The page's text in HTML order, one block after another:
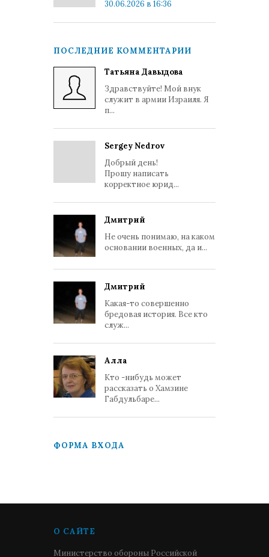
30.06.2026 в 16:36
ПОСЛЕДНИЕ КОММЕНТАРИИ
Татьяна Давыдова
Здравствуйте! Мой внук
служит в армии Израиля. Я
п...
Sergey Nedrov
Добрый день!
Прошу написать
корректное юрид...
Дмитрий
Не очень понимаю, на каком
основании военных, да и...
Дмитрий
Какая-то совершенно
бредовая история. Все кто
служ...
Алла
Кто -нибудь может
рассказать о Хамзине
Габдульбаре...
ФОРМА ВХОДА
О САЙТЕ
Министерство обороны Российской